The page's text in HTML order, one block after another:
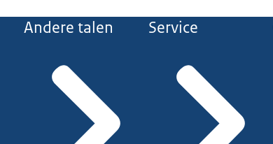
Andere talen Service